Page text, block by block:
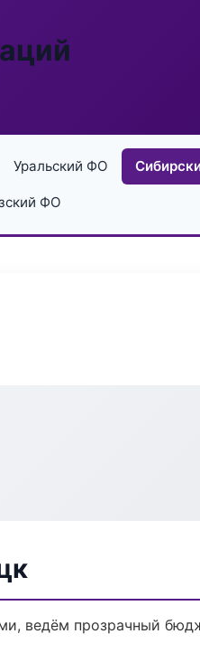
Уральский ФО
ФО
ведём прозрачный